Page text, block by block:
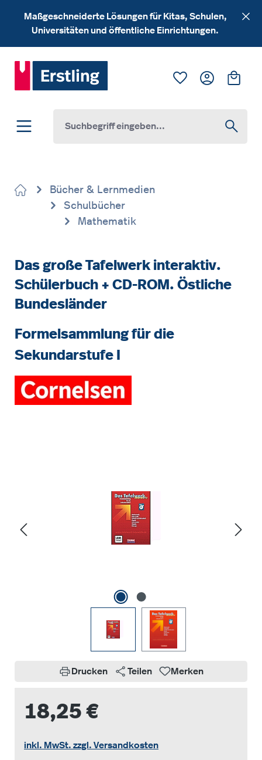
Zum Hauptinhalt springen
Maßgeschneiderte Lösungen für Kitas, Schulen,
Universitäten und öffentliche Einrichtungen.
Du hast 0
Bücher & Lernmedien
Schulbücher
Mathematik
Das große Tafelwerk interaktiv.
Schülerbuch + CD-ROM. Östliche
Bundesländer
Formelsammlung für die
Sekundarstufe I
Drucken Teilen Merken
18,25 €
inkl. MwSt. zzgl. Versandkosten